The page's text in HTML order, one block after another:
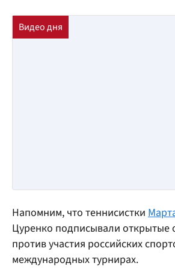
Напомним, что теннисистки
Цуренко подписывали открытые
против участия российских
международных турнирах.